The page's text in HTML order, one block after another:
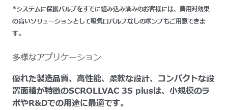
*システムに保護バルブをすでに組み込み済みのお客様には、費用対効果
の高いソリューションとして吸気口バルブなしのポンプもご用意できま
す。
多様なアプリケーション
優れた製造品質、高性能、柔軟な設計、コンパクトな設
置面積が特徴のSCROLLVAC 3S plusは、小規模のラ
ボやR&Dでの用途に最適です。